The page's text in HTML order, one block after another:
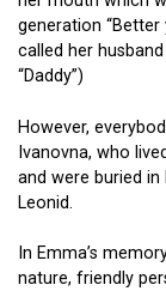
generation “Better
called her
“Daddy”)
However,
Ivanovna, who
and were buried
Leonid.
In Emma’s
nature, friendly